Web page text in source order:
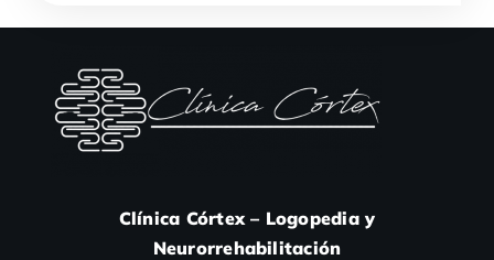
Clínica Córtex – Logopedia y
Neurorrehabilitación